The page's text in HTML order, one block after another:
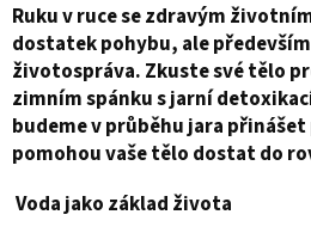
Ruku v ruce se zdravým
dostatek pohybu, ale
životospráva. Zkuste své tělo
zimním spánku s jarní
budeme v průběhu jara
pomohou vaše tělo dostat do
Voda jako základ života